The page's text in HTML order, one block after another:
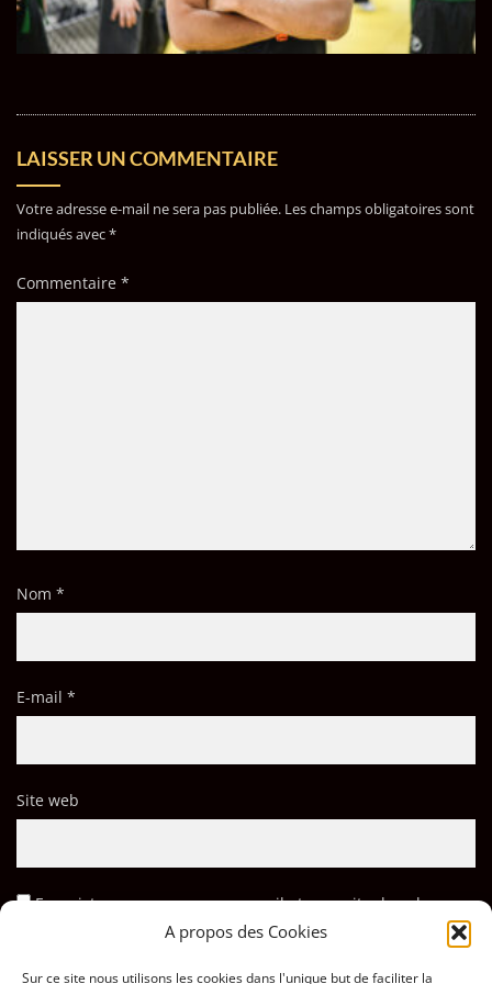
A propos des Cookies
Sur ce site nous utilisons les cookies dans l'unique but de faciliter la
LAISSER UN COMMENTAIRE
Votre adresse e-mail ne sera pas publiée. Les champs obligatoires sont
indiqués avec*
Commentaire *
Nom *
E-mail *
Site web
Enregistrer mon nom, mon e-mail et mon site dans le
navigateur pour mon prochain commentaire.